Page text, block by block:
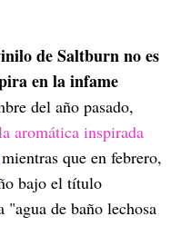
de Saltburn no es
en la infame
del año pasado,
aromática inspirada
mientras que en febrero,
bajo el título
"agua de baño lechosa